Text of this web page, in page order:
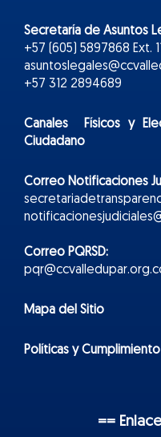
Secretaría de Asuntos
+57 (605) 5897868 Ext.
+57 312 2894689
Canales Físicos y
Ciudadano
Correo Notificaciones
Correo PQRSD:
Mapa del Sitio
Políticas y Cumplimiento
==